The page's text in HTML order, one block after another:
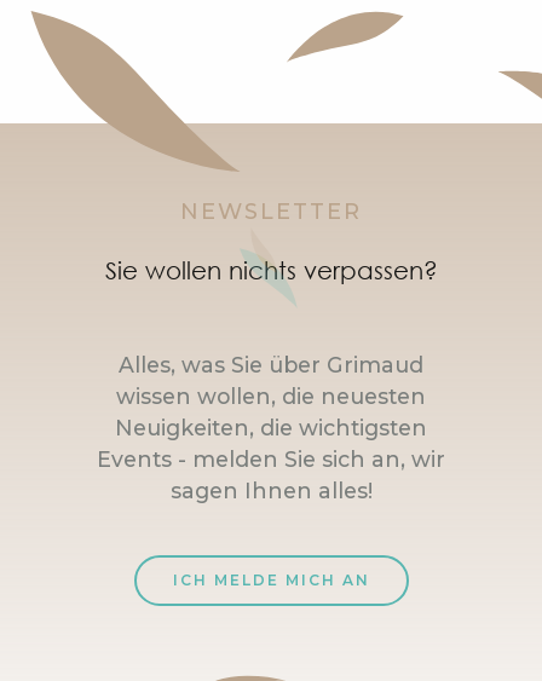
NEWSLETTER
Sie wollen nichts verpassen?
Alles, was Sie über Grimaud
wissen wollen, die neuesten
Neuigkeiten, die wichtigsten
Events - melden Sie sich an, wir
sagen Ihnen alles!
ICH MELDE MICH AN